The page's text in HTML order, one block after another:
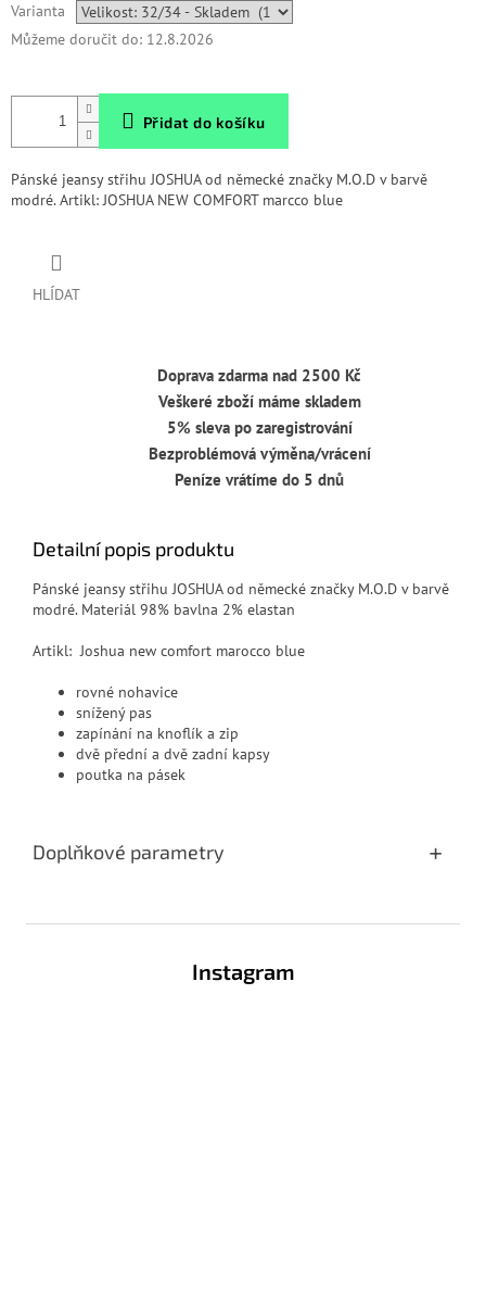
cena:
Varianta
Můžeme doručit do: 12.8.2026
Přidat do košíku
Pánské jeansy střihu JOSHUA od německé značky M.O.D v barvě
modré. Artikl: JOSHUA NEW COMFORT marcco blue
HLÍDAT
Doprava zdarma nad 2500 Kč
Veškeré zboží máme skladem
5% sleva po zaregistrování
Bezproblémová výměna/vrácení
Peníze vrátíme do 5 dnů
Detailní popis produktu
Pánské jeansy střihu JOSHUA od německé značky M.O.D v barvě
modré. Materiál 98% bavlna 2% elastan
Artikl: Joshua new comfort marocco blue
rovné nohavice
snížený pas
zapínání na knoflík a zip
dvě přední a dvě zadní kapsy
poutka na pásek
Doplňkové parametry
Instagram